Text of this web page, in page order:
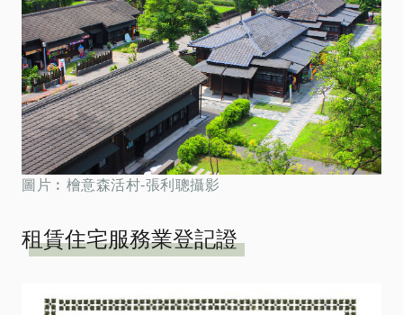
圖片︰檜意森活村-張利聰攝影
租賃住宅服務業登記證